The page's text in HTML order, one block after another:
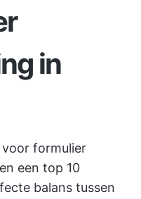
in
formulier
een top 10
balans tussen